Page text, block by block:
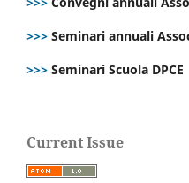
>>> Seminari annuali
>>> Seminari Scuola DPCE
Current Issue